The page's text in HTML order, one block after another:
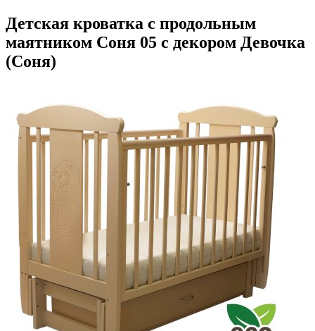
Детская кроватка с продольным
маятником Соня 05 с декором Девочка
(Соня)